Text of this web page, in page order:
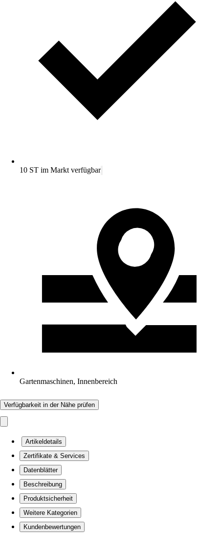
10 ST im Markt verfügbar
Gartenmaschinen, Innenbereich
Verfügbarkeit in der Nähe prüfen
Artikeldetails
Zertifikate & Services
Datenblätter
Beschreibung
Produktsicherheit
Weitere Kategorien
Kundenbewertungen